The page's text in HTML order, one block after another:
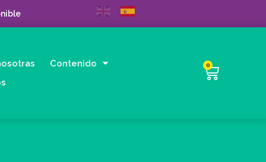
Contenido
0